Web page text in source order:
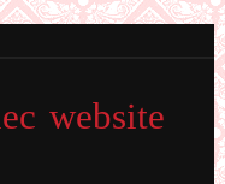
website